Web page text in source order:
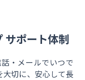
サポート体制
・メールでいつで
大切に、安心して長